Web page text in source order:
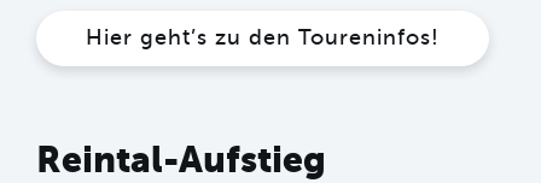
Hier geht’s zu den Toureninfos!
Reintal-Aufstieg